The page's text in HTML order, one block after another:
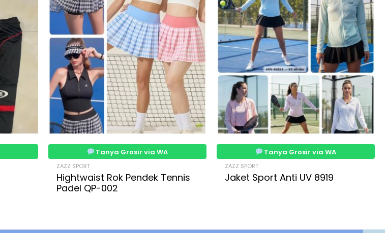
Tanya Grosir via WA
ZAZZ SPORT
Hightwaist Rok Pendek Tennis
Padel QP-002
Tanya Grosir via WA
ZAZZ SPORT
Jaket Sport Anti UV 8919